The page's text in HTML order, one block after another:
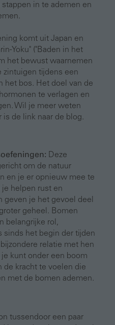
in te ademen en
komt uit Japan en
Yoku" ("Baden in het
het bewust waarnemen
zintuigen tijdens een
het bos. Het doel van de
te verlagen en
Wil je meer weten
is de link naar de blog.
Deze
om de natuur
en je er opnieuw mee te
helpen rust en
geven je het gevoel deel
geheel. Bomen
belangrijke rol,
sinds het begin der tijden
relatie met hen
kunt onder een boom
de kracht te voelen die
met de bomen ademen.
tussendoor een paar